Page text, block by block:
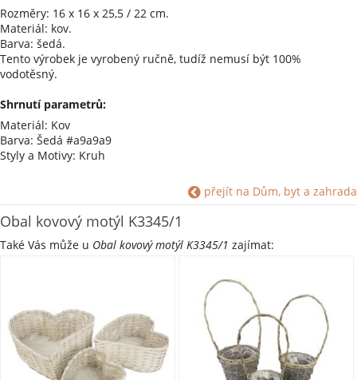
Rozměry: 16 x 16 x 25,5 / 22 cm.
Materiál: kov.
Barva: šedá.
Tento výrobek je vyrobený ručně, tudíž nemusí být 100%
vodotěsný.
Shrnutí parametrů:
Materiál: Kov
Barva: Šedá #a9a9a9
Styly a Motivy: Kruh
přejít na Dům, byt a zahrada
Obal kovový motýl K3345/1
Také Vás může u Obal kovový motýl K3345/1 zajímat: